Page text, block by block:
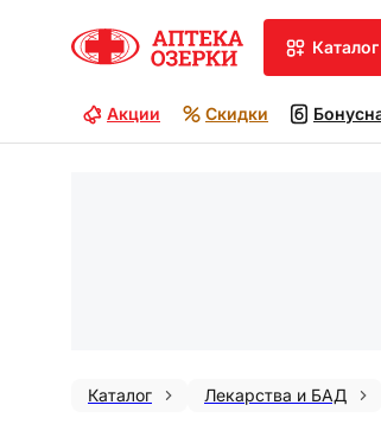
каталог
Акции Скидки
Каталог Лекарства и БАД